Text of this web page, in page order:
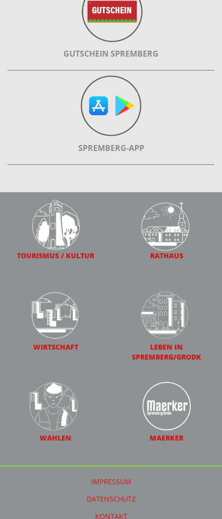
GUTSCHEIN SPREMBERG
SPREMBERG-APP
TOURISMUS / KULTUR RATHAUS
WIRTSCHAFT
LEBEN IN
SPREMBERG/GRODK
WAHLEN MAERKER
IMPRESSUM
DATENSCHUTZ
KONTAKT